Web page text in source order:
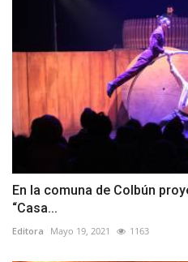
En la comuna de Colbún
“Casa...
Editora Mayo 19, 2021 1163